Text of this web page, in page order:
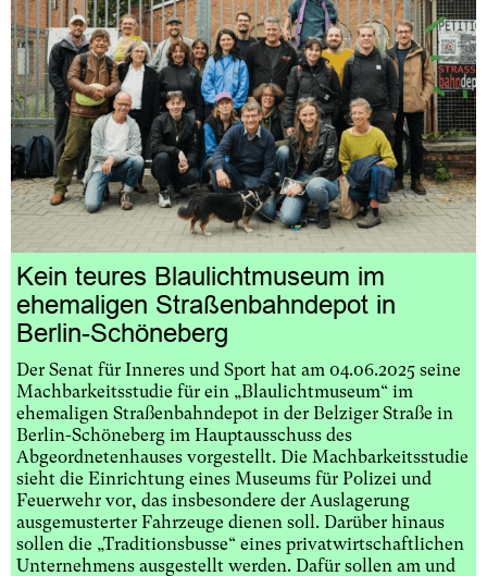
Kein teures Blaulichtmuseum im
ehemaligen Straßenbahndepot in
Berlin-Schöneberg
Der Senat für Inneres und Sport hat am 04.06.2025 seine
Machbarkeitsstudie für ein „Blaulichtmuseum“ im
ehemaligen Straßenbahndepot in der Belziger Straße in
Berlin-Schöneberg im Hauptausschuss des
Abgeordnetenhauses vorgestellt. Die Machbarkeitsstudie
sieht die Einrichtung eines Museums für Polizei und
Feuerwehr vor, das insbesondere der Auslagerung
ausgemusterter Fahrzeuge dienen soll. Darüber hinaus
sollen die „Traditionsbusse“ eines privatwirtschaftlichen
Unternehmens ausgestellt werden. Dafür sollen am und